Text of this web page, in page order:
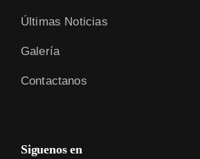
Últimas Noticias
Galería
Contactanos
Siguenos en